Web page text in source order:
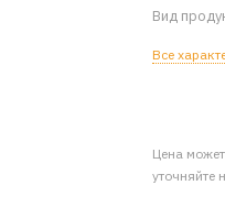
Вид
Все
Цена
уточняйте